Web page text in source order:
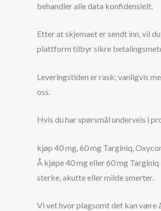
behandler alle data konfidensielt.
Etter at skjemaet er sendt inn, vil
plattform tilbyr sikre
Leveringstiden er rask; vanligvis
oss.
Hvis du har spørsmål underveis i
kjøp 40 mg, 60 mg Targiniq,
Å kjøpe 40 mg eller 60 mg
sterke, akutte eller milde smerter.
Vi vet hvor plagsomt det kan være